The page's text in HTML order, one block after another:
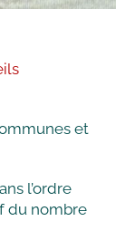
et
l’ordre
du nombre